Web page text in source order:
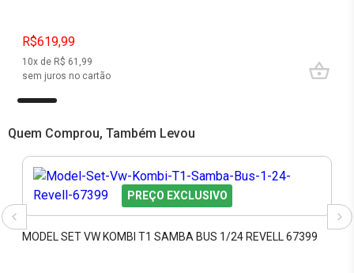
R$619,99
10x de R$ 61,99
sem juros no cartão
Quem Comprou, Também Levou
PREÇO EXCLUSIVO
MODEL SET VW KOMBI T1 SAMBA BUS 1/24 REVELL 67399